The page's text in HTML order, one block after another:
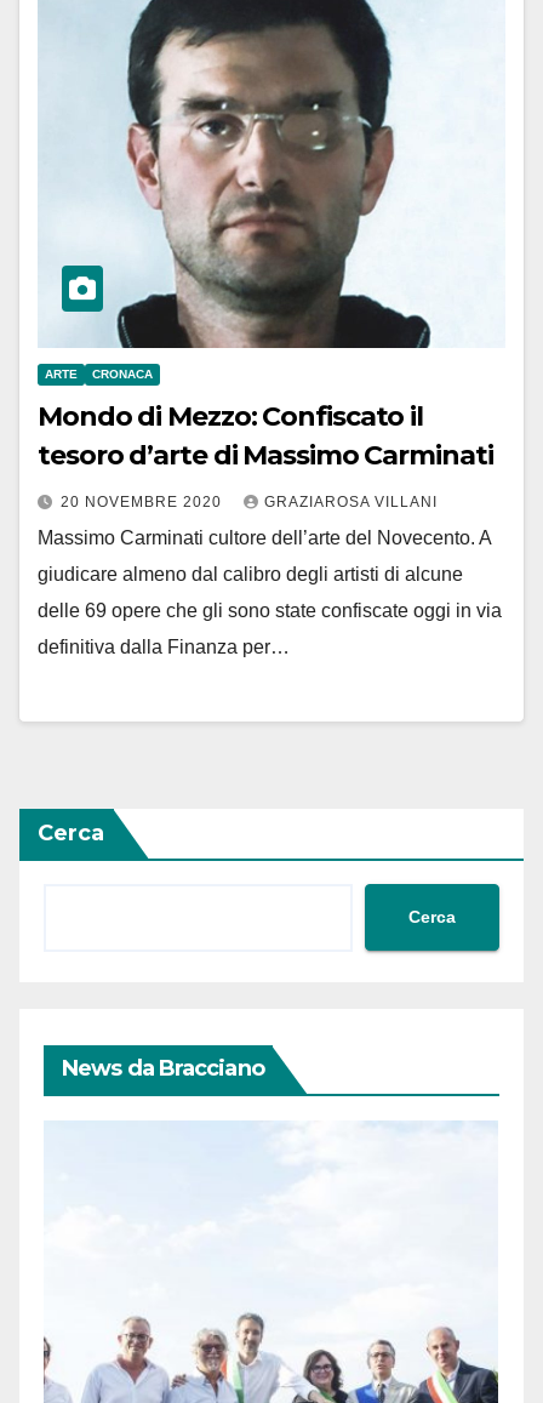
ARTE CRONACA
Mondo di Mezzo: Confiscato il
tesoro d’arte di Massimo Carminati
20 NOVEMBRE 2020 GRAZIAROSA VILLANI
Massimo Carminati cultore dell’arte del Novecento. A
giudicare almeno dal calibro degli artisti di alcune
delle 69 opere che gli sono state confiscate oggi in via
definitiva dalla Finanza per…
Cerca
Cerca
News da Bracciano